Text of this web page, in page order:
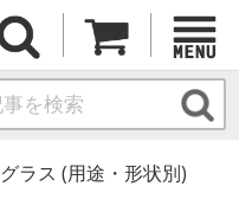
グラス (用途・形状別)